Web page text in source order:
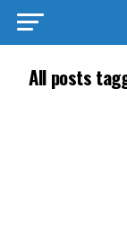
All posts